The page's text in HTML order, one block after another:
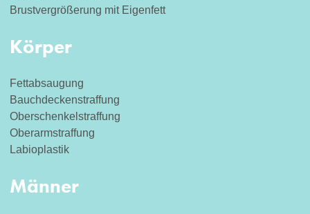
Brustvergrößerung mit Eigenfett
Körper
Fettabsaugung
Bauchdeckenstraffung
Oberschenkelstraffung
Oberarmstraffung
Labioplastik
Männer